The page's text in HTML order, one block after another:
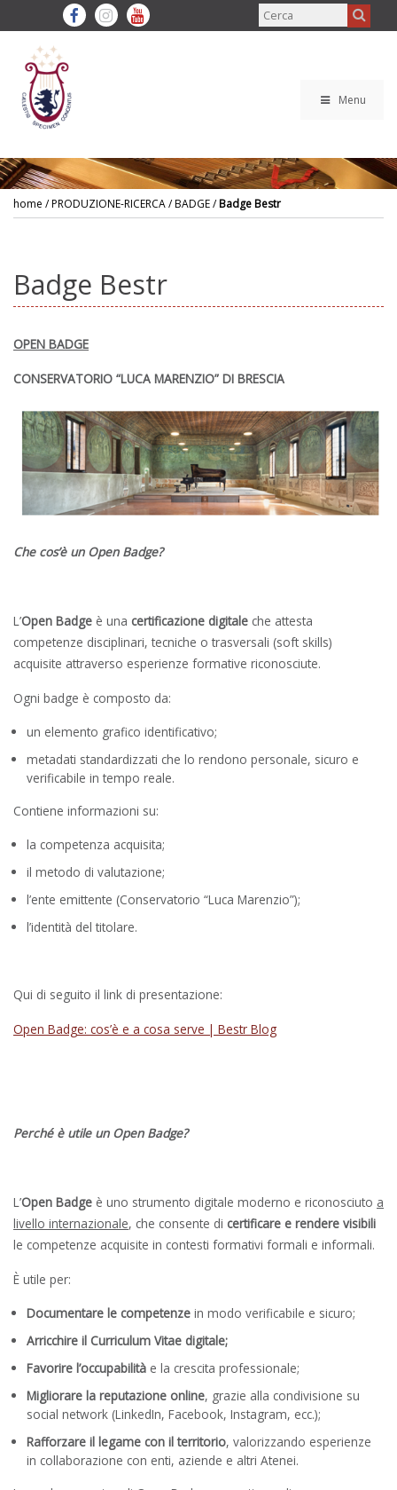
Menu
home / PRODUZIONE-RICERCA / BADGE /Badge Bestr
Badge Bestr
OPEN BADGE
CONSERVATORIO “LUCA MARENZIO” DI BRESCIA
Che cos’è un Open Badge?
L’Open Badge è una certificazione digitale che attesta
competenze disciplinari, tecniche o trasversali (soft skills)
acquisite attraverso esperienze formative riconosciute.
Ogni badge è composto da:
un elemento grafico identificativo;
metadati standardizzati che lo rendono personale, sicuro e
verificabile in tempo reale.
Contiene informazioni su:
la competenza acquisita;
il metodo di valutazione;
l’ente emittente (Conservatorio “Luca Marenzio”);
l’identità del titolare.
Qui di seguito il link di presentazione:
Open Badge: cos’è e a cosa serve | Bestr Blog
Perché è utile un Open Badge?
L’Open Badge è uno strumento digitale moderno e riconosciuto a
livello internazionale, che consente di certificare e rendere visibili
le competenze acquisite in contesti formativi formali e informali.
È utile per:
Documentare le competenze in modo verificabile e sicuro;
Arricchire il Curriculum Vitae digitale;
Favorire l’occupabilità e la crescita professionale;
Migliorare la reputazione online, grazie alla condivisione su
social network (LinkedIn, Facebook, Instagram, ecc.);
Rafforzare il legame con il territorio, valorizzando esperienze
in collaborazione con enti, aziende e altri Atenei.